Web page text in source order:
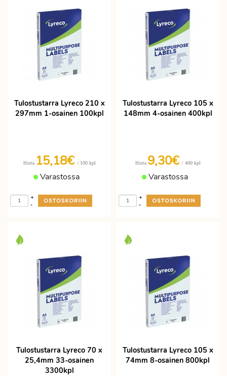
Tulostustarra Lyreco 210 x
297mm 1-osainen 100kpl
Hinta 15,18€ / 100 kpl
Varastossa
-
+
Tulostustarra Lyreco 105 x
148mm 4-osainen 400kpl
Hinta 9,30€ / 400 kpl
Varastossa
-
+
Tulostustarra Lyreco 70 x
25,4mm 33-osainen
3300kpl
Tulostustarra Lyreco 105 x
74mm 8-osainen 800kpl